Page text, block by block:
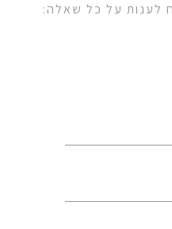
לענות על כל שאלה: